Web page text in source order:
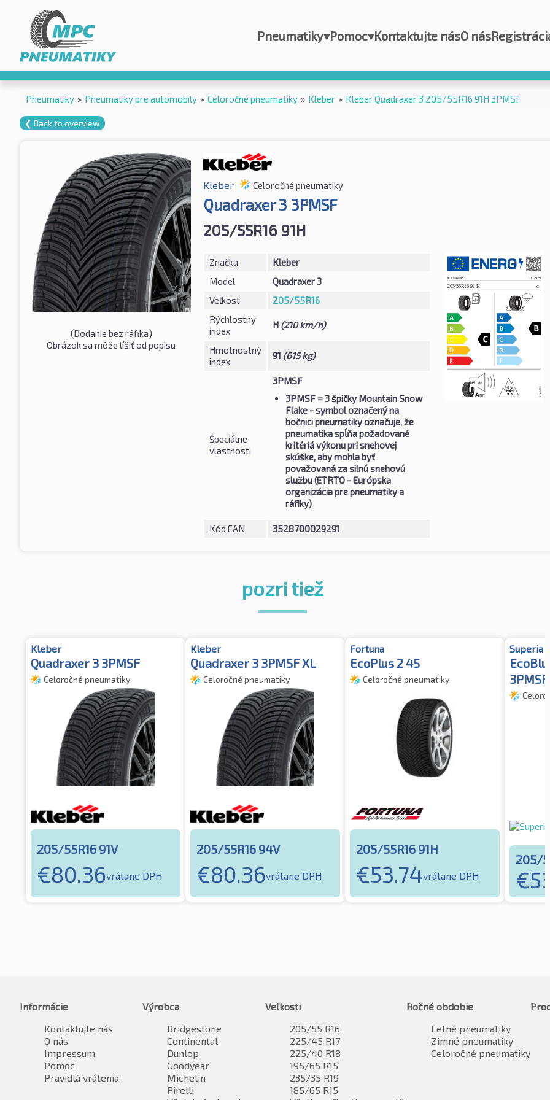
Pneumatiky▾Pomoc▾Kontaktujte násO nás
Pneumatiky » Pneumatiky pre automobily » Celoročné pneumatiky » Kleber » Kleber Quadraxer 3 205/55R16 91H 3PMSF
❮ Back to overview
(Dodanie bez ráfika)
Obrázok sa môže líšiť od popisu
Kleber Celoročné pneumatiky
Quadraxer 3 3PMSF
205/55R16 91H
Značka
Kleber
Model
Quadraxer 3
Veľkosť
205/55R16
Rýchlostný
index
H (210 km/h)
Hmotnostný
index
91 (615 kg)
Špeciálne
vlastnosti
3PMSF
3PMSF= 3 špičky Mountain Snow
Flake - symbol označený na
bočnici pneumatiky označuje, že
pneumatika spĺňa požadované
kritériá výkonu pri snehovej
skúške, aby mohla byť
považovaná za silnú snehovú
službu (ETRTO - Európska
organizácia pre pneumatiky a
ráfiky)
Kód EAN 3528700029291
pozri tiež
Kleber
Quadraxer 3 3PMSF
Celoročné pneumatiky
205/55R16 91V
€80.36vrátane DPH
Kleber
Quadraxer 3 3PMSF XL
Celoročné pneumatiky
205/55R16 94V
€80.36vrátane DPH
Fortuna
EcoPlus 2 4S
Celoročné pneumatiky
205/55R16 91H
€53.74vrátane DPH
Superia
3PMSF
205/
€
Informácie
Kontaktujte nás
O nás
Impressum
Pomoc
Pravidlá vrátenia
Výrobca
Bridgestone
Continental
Dunlop
Goodyear
Michelin
Pirelli
Veľkosti
205/55 R16
225/45 R17
225/40 R18
195/65 R15
235/35 R19
185/65 R15
Ročné obdobie
Letné pneumatiky
Zimné pneumatiky
Celoročné pneumatiky